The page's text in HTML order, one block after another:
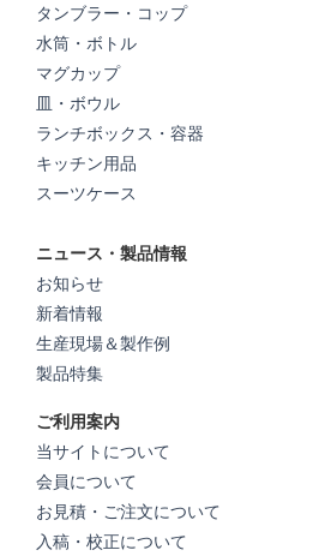
タンブラー・コップ
水筒・ボトル
マグカップ
皿・ボウル
ランチボックス・容器
キッチン用品
スーツケース
ニュース・製品情報
お知らせ
新着情報
生産現場＆製作例
製品特集
ご利用案内
当サイトについて
会員について
お見積・ご注文について
入稿・校正について